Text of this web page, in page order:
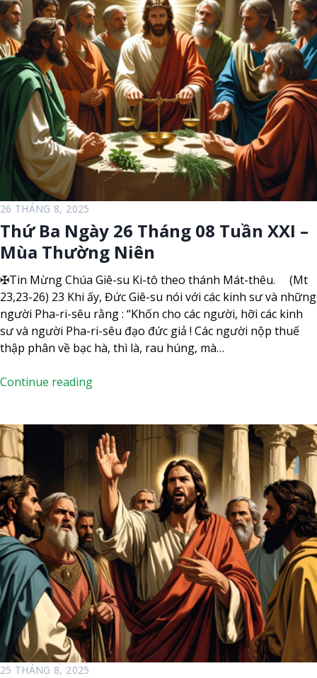
ờ
n
g
N
i
ê
n
N
g
à
y
2
7
T
h
á
n
g
T
ầ
n
X
X
I
–
ù
ư
ờ
g
N
i
ê
n
26 THÁNG 8, 2025
Thứ Ba Ngày 26 Tháng 08 Tuần XXI –
Mùa Thường Niên
✠Tin Mừng Chúa Giê-su Ki-tô theo thánh Mát-thêu. (Mt
23,23-26) 23 Khi ấy, Đức Giê-su nói với các kinh sư và những
người Pha-ri-sêu rằng : “Khốn cho các người, hỡi các kinh
sư và người Pha-ri-sêu đạo đức giả ! Các người nộp thuế
thập phân về bạc hà, thì là, rau húng, mà…
Continue readingT
a
N
g
à
y
2
6
T
h
á
n
g
25 THÁNG 8, 2025